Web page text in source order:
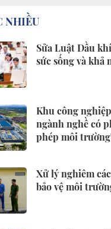
NHIỀU
Sửa Luật Dầu
sức sống và khả
Khu công
ngành nghề có
phép môi
Xử lý nghiêm
bảo vệ môi